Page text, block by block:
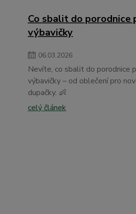
Co sbalit do porodnice
výbavičky
06.03.2026
Nevíte, co sbalit do porodnice
výbavičky – od oblečení pro
dupačky. 👶
celý článek